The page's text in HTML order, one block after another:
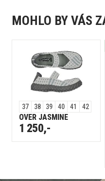
MOHLO BY VÁS
37 38 39 40 41 42
OVER JASMINE
1 250,-